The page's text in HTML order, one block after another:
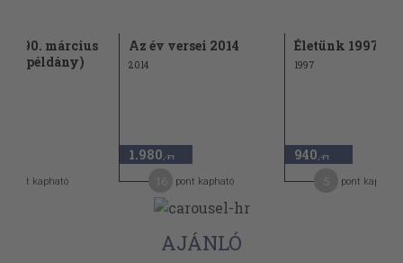
1990. március
példány)
pont kapható
Az év versei 2014
2014
1.980 ,-Ft
pont kapható
Életünk 1997/11-
1997
940 ,-Ft
pont kapható
AJÁNLÓ